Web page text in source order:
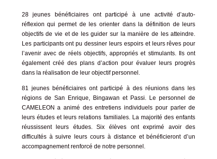
28 jeunes bénéficiaires ont participé à une activité d’auto-
réflexion qui permet de les orienter dans la définition de leurs
objectifs de vie et de les guider sur la manière de les atteindre.
Les participants ont pu dessiner leurs espoirs et leurs rêves pour
l’avenir avec de réels objectifs, appropriés et stimulants. Ils ont
également créé des plans d’action pour évaluer leurs progrès
dans la réalisation de leur objectif personnel.
81 jeunes bénéficiaires ont participé à des réunions dans les
régions de San Enrique, Bingawan et Passi. Le personnel de
CAMELEON a animé des entretiens individuels pour parler de
leurs études et leurs relations familiales. La majorité des enfants
réussissent leurs études. Six élèves ont exprimé avoir des
difficultés à suivre leurs cours à distance et bénéficieront d’un
accompagnement renforcé de notre personnel.